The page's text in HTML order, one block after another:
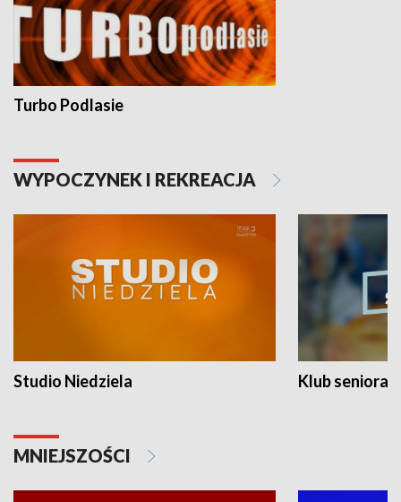
Turbo Podlasie
WYPOCZYNEK I REKREACJA
Studio Niedziela Klub seniora
MNIEJSZOŚCI